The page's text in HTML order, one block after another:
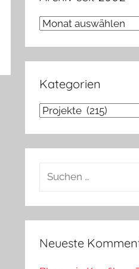
Archiv
Kategorien
Kategorien
Suchen
Neueste